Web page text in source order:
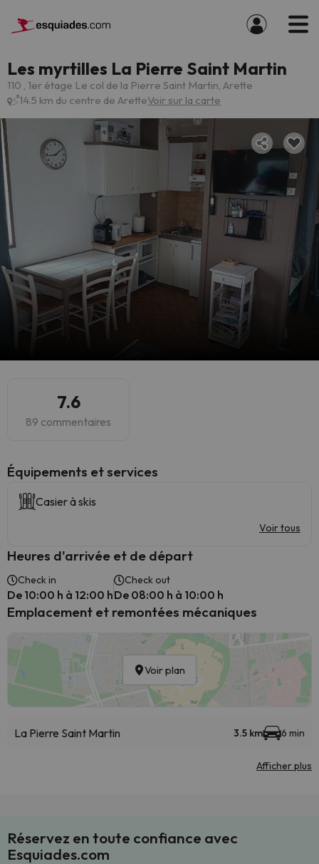
Les myrtilles La Pierre Saint Martin
110 , 1er étage Le col de la Pierre Saint Martin, Arette
14.5 km du centre de AretteVoir sur la carte
7.6
89 commentaires
​Équipements et services
Casier à skis
Voir tous
Heures d'arrivée et de départ
Check in
De 10:00 h à 12:00 h
Check out
De 08:00 h à 10:00 h
Emplacement et remontées mécaniques
Voir plan
La Pierre Saint Martin 3.5 km 6 min
Afficher plus
Réservez en toute confiance avec
Esquiades.com